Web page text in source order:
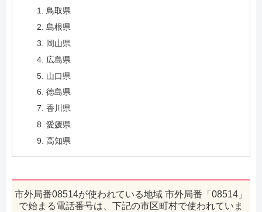
鳥取県
島根県
岡山県
広島県
山口県
徳島県
香川県
愛媛県
高知県
市外局番08514が使われている地域 市外局番「08514」
で始まる電話番号は、下記の市区町村で使われていま